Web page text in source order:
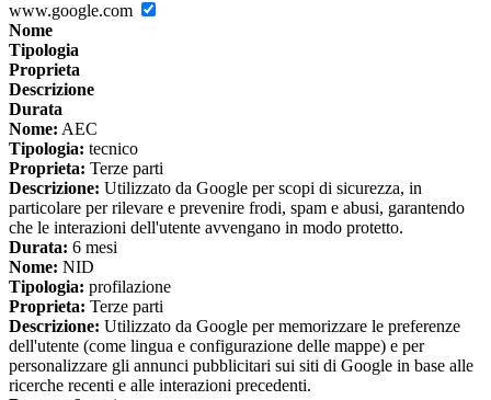
www.google.com
Nome
Tipologia
Proprieta
Descrizione
Durata
Nome: AEC
Tipologia: tecnico
Proprieta: Terze parti
Descrizione: Utilizzato da Google per scopi di sicurezza, in
particolare per rilevare e prevenire frodi, spam e abusi, garantendo
che le interazioni dell'utente avvengano in modo protetto.
Durata: 6 mesi
Nome: NID
Tipologia: profilazione
Proprieta: Terze parti
Descrizione: Utilizzato da Google per memorizzare le preferenze
dell'utente (come lingua e configurazione delle mappe) e per
personalizzare gli annunci pubblicitari sui siti di Google in base alle
ricerche recenti e alle interazioni precedenti.